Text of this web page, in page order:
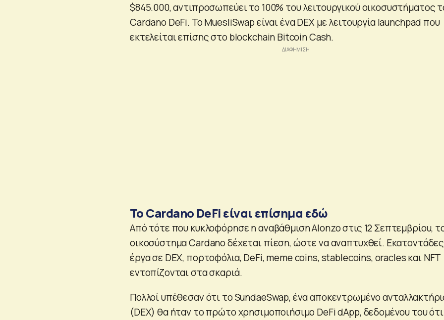
$845.000, αντιπροσωπεύει το 100% του λειτουργικού οικοσυστήματος
Cardano DeFi. Το MuesliSwap είναι ένα DEX με λειτουργία launchpad που
εκτελείται επίσης στο blockchain Bitcoin Cash.
Το Cardano DeFi είναι επίσημα εδώ
Από τότε που κυκλοφόρησε η αναβάθμιση Alonzo στις 12 Σεπτεμβρίου,
οικοσύστημα Cardano δέχεται πίεση, ώστε να αναπτυχθεί. Εκατοντάδες
έργα σε DEX, πορτοφόλια, DeFi, meme coins, stablecoins, oracles και NFT
εντοπίζονται στα σκαριά.
Πολλοί υπέθεσαν ότι το SundaeSwap, ένα αποκεντρωμένο
(DEX) θα ήταν το πρώτο χρησιμοποιήσιμο DeFi dApp, δεδομένου του